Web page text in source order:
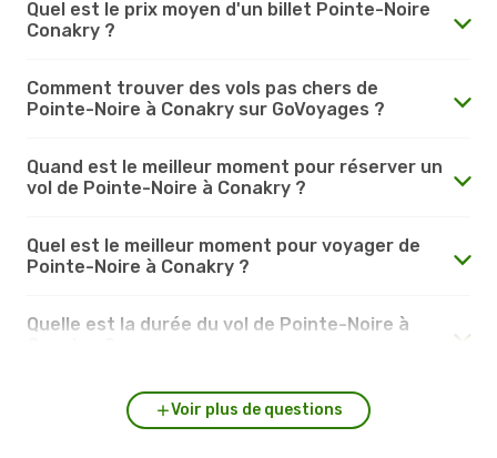
Quel est le prix moyen d'un billet Pointe-Noire
Conakry ?
Comment trouver des vols pas chers de
Pointe-Noire à Conakry sur GoVoyages ?
Quand est le meilleur moment pour réserver un
vol de Pointe-Noire à Conakry ?
Quel est le meilleur moment pour voyager de
Pointe-Noire à Conakry ?
Quelle est la durée du vol de Pointe-Noire à
Voir plus de questions